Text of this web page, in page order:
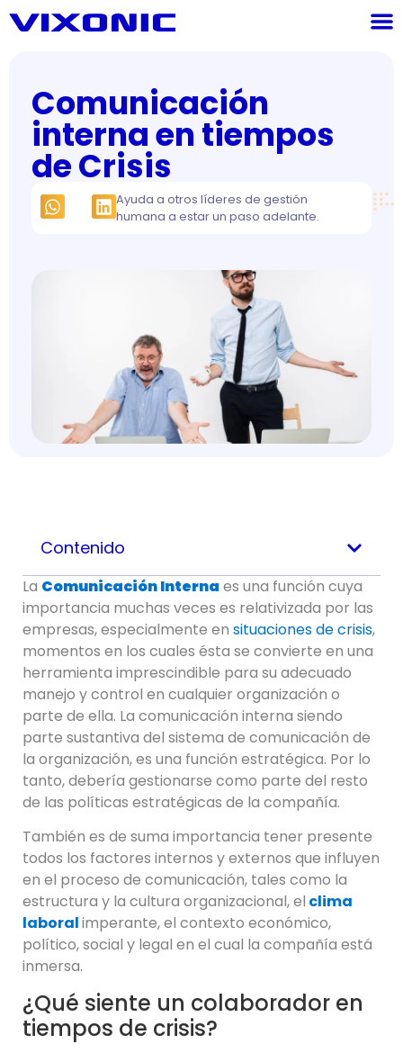
Comunicación
interna en tiempos
de Crisis
Ayuda a otros líderes de gestión
humana a estar un paso adelante.
Contenido
La Comunicación Interna es una función cuya
importancia muchas veces es relativizada por las
empresas, especialmente en situaciones de crisis,
momentos en los cuales ésta se convierte en una
herramienta imprescindible para su adecuado
manejo y control en cualquier organización o
parte de ella. La comunicación interna siendo
parte sustantiva del sistema de comunicación de
la organización, es una función estratégica. Por lo
tanto, debería gestionarse como parte del resto
de las políticas estratégicas de la compañía.
También es de suma importancia tener presente
todos los factores internos y externos que influyen
en el proceso de comunicación, tales como la
estructura y la cultura organizacional, el clima
laboralimperante, el contexto económico,
político, social y legal en el cual la compañía está
inmersa.
¿Qué siente un colaborador en
tiempos de crisis?